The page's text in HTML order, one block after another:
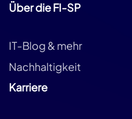
Über die FI-SP
IT-Blog & mehr
Nachhaltigkeit
Karriere